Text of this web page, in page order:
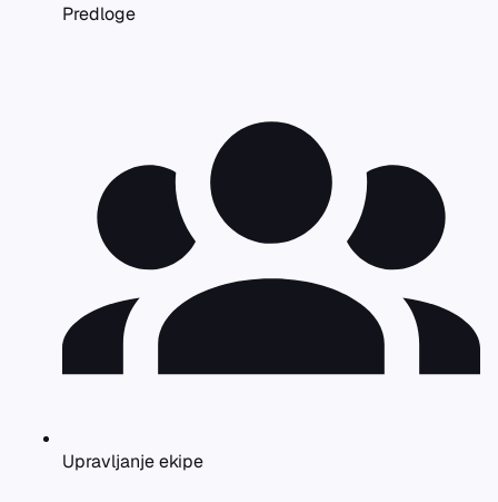
Predloge
Upravljanje ekipe